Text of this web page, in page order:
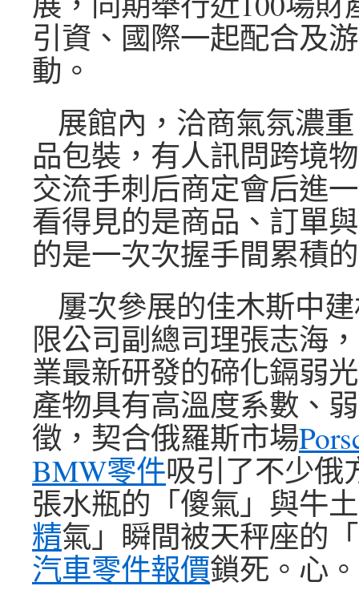
引資、國際一起配合及
動。
展館內，洽商氣氛濃
品包裝，有人訊問跨境
交流手刺后商定會后進
看得見的是商品、訂單
的是一次次握手間累積
屢次參展的佳木斯中
限公司副總司理張志海
業最新研發的碲化鎘弱
產物具有高溫度系數、
徵，契合俄羅斯市場
BMW零件吸引了不少俄
張水瓶的「傻氣」與牛
精氣」瞬間被天秤座的
汽車零件報價鎖死。心。